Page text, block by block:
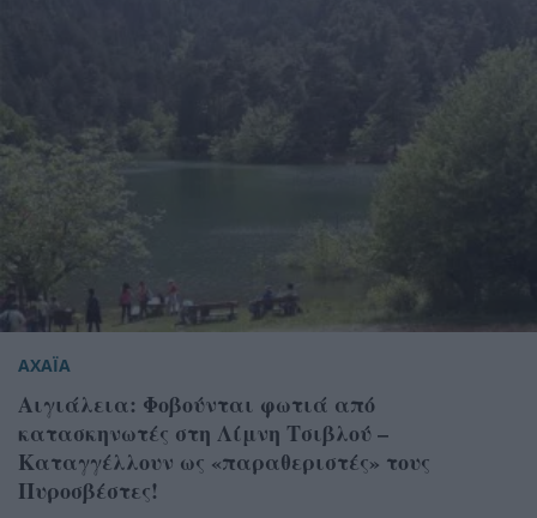
ΑΧΑΪΑ
Αιγιάλεια: Φοβούνται φωτιά από
κατασκηνωτές στη Λίμνη Τσιβλού –
Καταγγέλλουν ως «παραθεριστές» τους
Πυροσβέστες!